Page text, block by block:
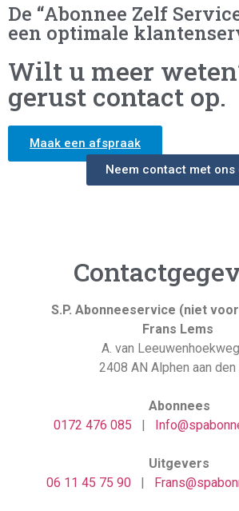
De “Abonnee Zelf
een optimale
Wilt u meer
gerust contact op.
Maak een afspraak
Neem contact met ons
S.P. Abonneeservice (niet
Frans Lems
A. van
2408 AN Alphen aan den
Abonnees
0172 476 085
Uitgevers
06 11 45 75 90|